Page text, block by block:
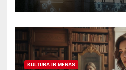
KULTŪRA IR MENAS